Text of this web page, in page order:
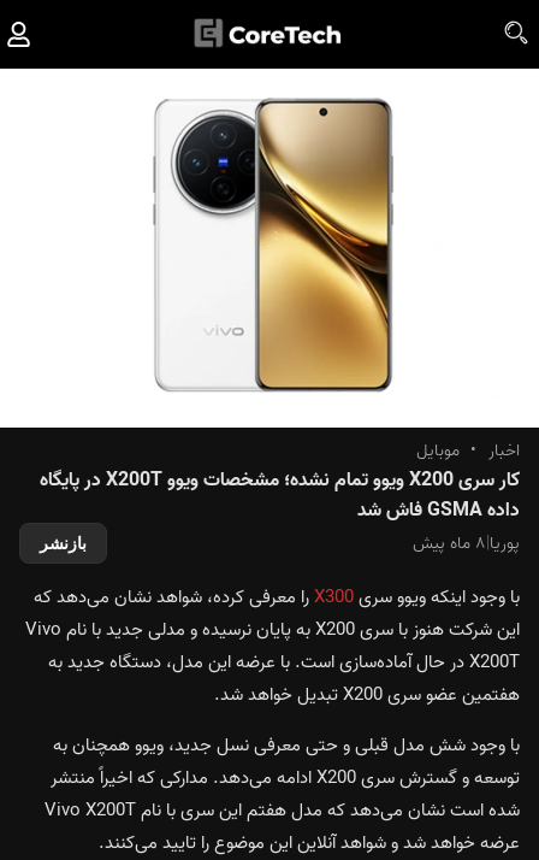
اخبار • موبایل
کار سری X200 ویوو تمام نشده؛ مشخصات ویوو X200T در پایگاه
داده GSMA فاش شد
پوریا|۸ ماه پیش بازنشر
با وجود اینکه ویوو سریX300را معرفی کرده، شواهد نشان می‌دهد که
این شرکت هنوز با سری X200 به پایان نرسیده و مدلی جدید با نام Vivo
X200T در حال آماده‌سازی است. با عرضه این مدل، دستگاه جدید به
هفتمین عضو سری X200 تبدیل خواهد شد.
با وجود شش مدل قبلی و حتی معرفی نسل جدید، ویوو همچنان به
توسعه و گسترش سری X200 ادامه می‌دهد. مدارکی که اخیراً منتشر
شده است نشان می‌دهد که مدل هفتم این سری با نام Vivo X200T
عرضه خواهد شد و شواهد آنلاین این موضوع را تایید می‌کنند.